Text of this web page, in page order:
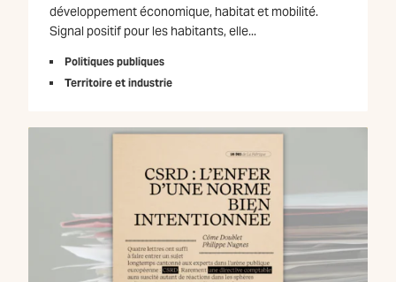
développement économique, habitat et mobilité.
Signal positif pour les habitants, elle...
Politiques publiques
Territoire et industrie